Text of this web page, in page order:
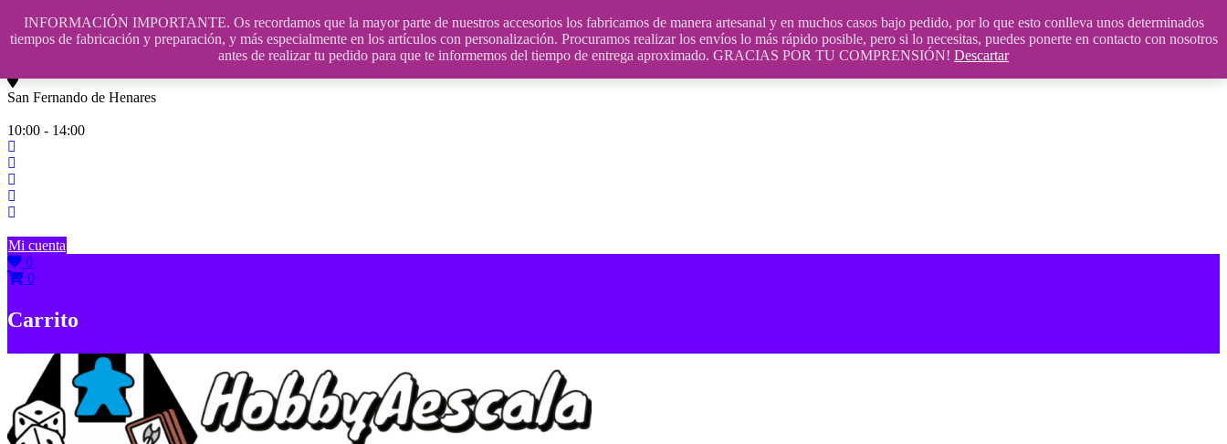
INFORMACIÓN IMPORTANTE. Os recordamos que la mayor parte de nuestros accesorios los fabricamos de manera artesanal y en muchos casos bajo pedido, por lo que esto conlleva unos determinados
tiempos de fabricación y preparación, y más especialmente en los artículos con personalización. Procuramos realizar los envíos lo más rápido posible, pero si lo necesitas, puedes ponerte en contacto con nosotros
antes de realizar tu pedido para que te informemos del tiempo de entrega aproximado. GRACIAS POR TU COMPRENSIÓN! Descartar
Saltar
contenido
609241475 SOLO DE 10:00 a 14:00
San Fernando de Henares
10:00 - 14:00
Mi cuenta
0
0
Carrito